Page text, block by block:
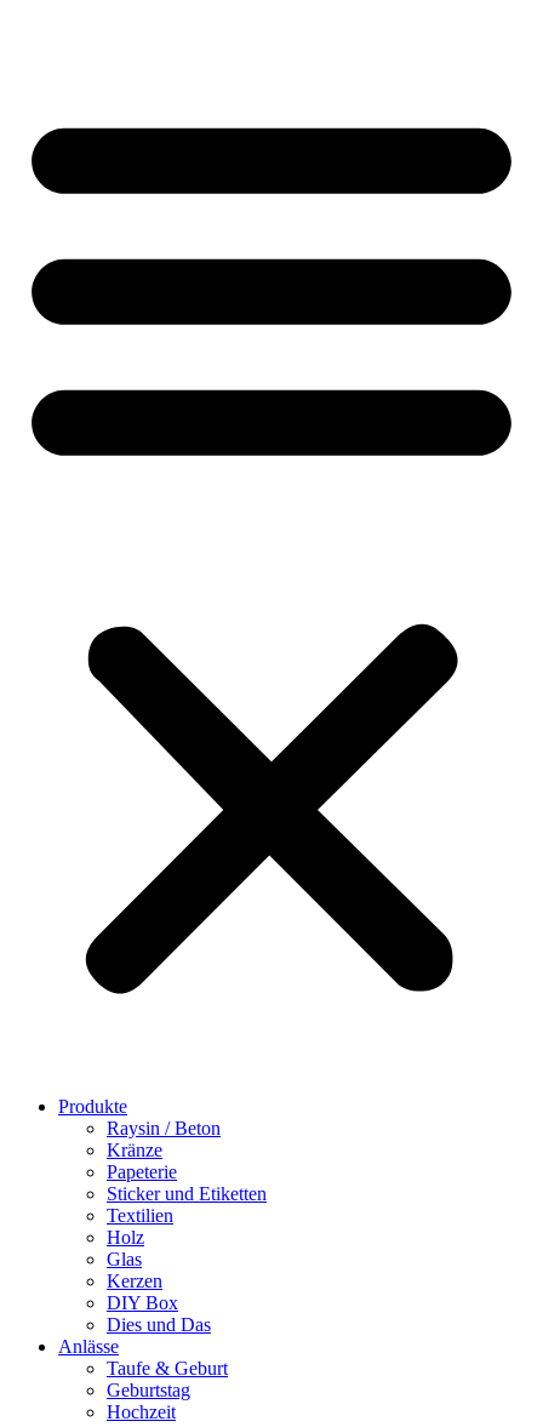
Produkte
Raysin / Beton
Kränze
Papeterie
Sticker und Etiketten
Textilien
Holz
Glas
Kerzen
DIY Box
Dies und Das
Anlässe
Taufe & Geburt
Geburtstag
Hochzeit